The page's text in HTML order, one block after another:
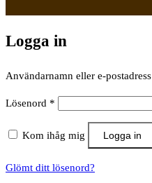
Logga in
Användarnamn eller e-postadress
Lösenord *
Kom ihåg mig Logga in
Glömt ditt lösenord?